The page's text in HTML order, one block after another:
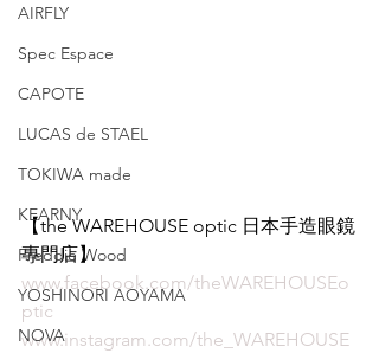
AIRFLY
Spec Espace
CAPOTE
LUCAS de STAEL
TOKIWA made
KEARNY
Freddie Wood
YOSHINORI AOYAMA
NOVA
【the WAREHOUSE optic 日本手造眼鏡
專門店】
www.facebook.com/theWAREHOUSEo
ptic
www.instagram.com/the_WAREHOUSE